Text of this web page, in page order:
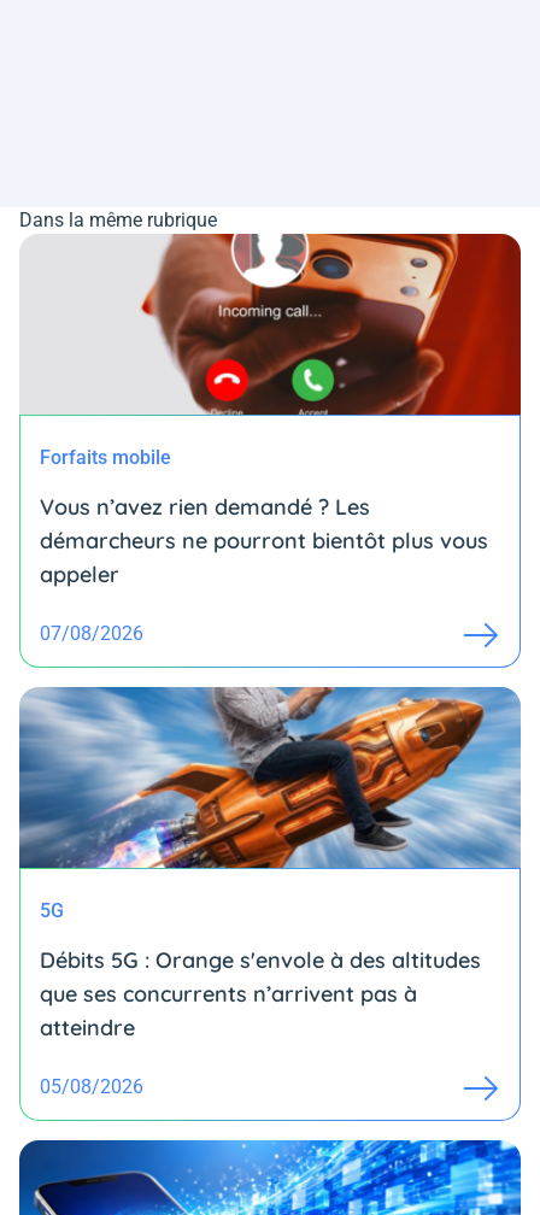
Dans la même rubrique
Forfaits mobile
Vous n’avez rien demandé ? Les
démarcheurs ne pourront bientôt plus vous
appeler
07/08/2026
5G
Débits 5G : Orange s'envole à des altitudes
que ses concurrents n’arrivent pas à
atteindre
05/08/2026